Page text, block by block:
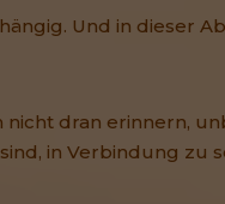
Und in dieser
dran erinnern,
in Verbindung zu